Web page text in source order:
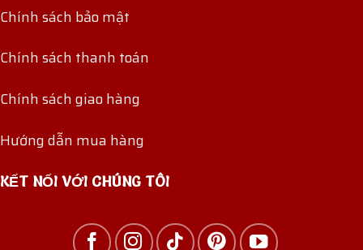
Chính sách bảo mật
Chính sách thanh toán
Chính sách giao hàng
Hướng dẫn mua hàng
KẾT NỐI VỚI CHÚNG TÔI